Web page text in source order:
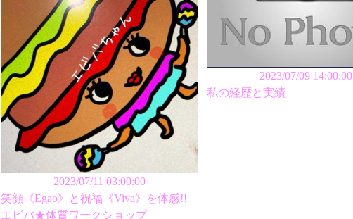
2023/07/11 03:00:00
笑顔《Egao》と祝福《Viva》を体感!!
エビバ★体質ワークショップ
2023/07/09 14:00:00
私の経歴と実績